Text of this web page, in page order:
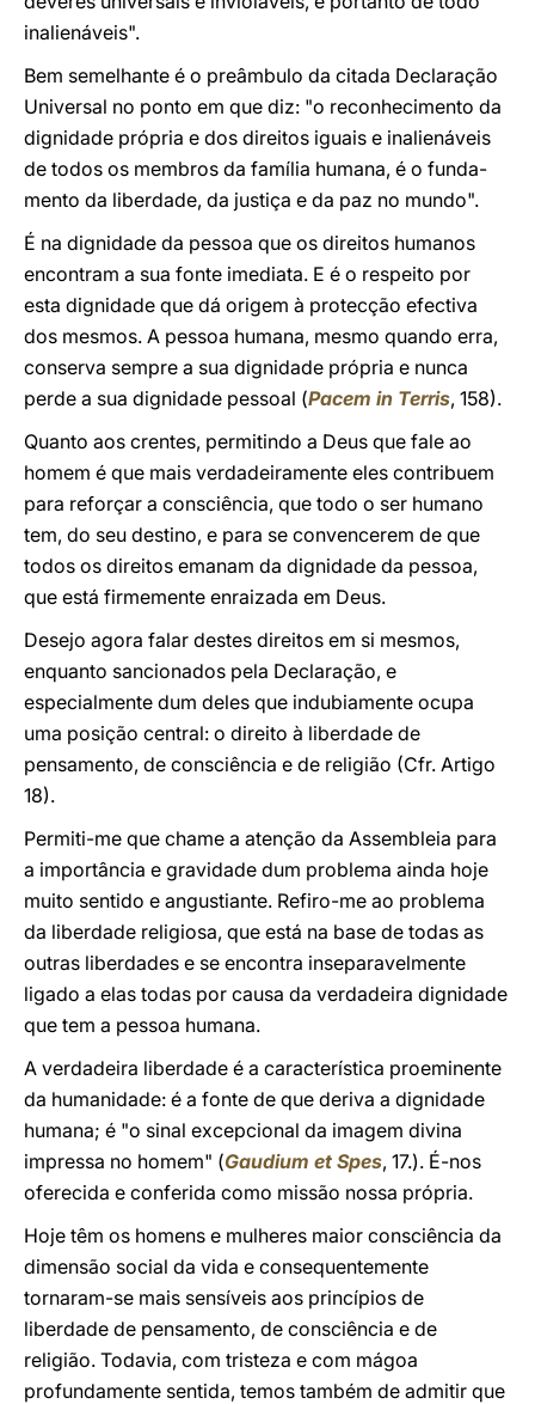
inalienáveis".
Bem semelhante é o preâmbulo da citada Declaração
Universal no ponto em que diz: "o reconhecimento da
dignidade própria e dos direitos iguais e inalienáveis
de todos os membros da família humana, é o funda-
mento da liberdade, da justiça e da paz no mundo".
É na dignidade da pessoa que os direitos humanos
encontram a sua fonte imediata. E é o respeito por
esta dignidade que dá origem à protecção efectiva
dos mesmos. A pessoa humana, mesmo quando erra,
conserva sempre a sua dignidade própria e nunca
perde a sua dignidade pessoal (Pacem in Terris, 158).
Quanto aos crentes, permitindo a Deus que fale ao
homem é que mais verdadeiramente eles contribuem
para reforçar a consciência, que todo o ser humano
tem, do seu destino, e para se convencerem de que
todos os direitos emanam da dignidade da pessoa,
que está firmemente enraizada em Deus.
Desejo agora falar destes direitos em si mesmos,
enquanto sancionados pela Declaração, e
especialmente dum deles que indubiamente ocupa
uma posição central: o direito à liberdade de
pensamento, de consciência e de religião (Cfr. Artigo
18).
Permiti-me que chame a atenção da Assembleia para
a importância e gravidade dum problema ainda hoje
muito sentido e angustiante. Refiro-me ao problema
da liberdade religiosa, que está na base de todas as
outras liberdades e se encontra inseparavelmente
ligado a elas todas por causa da verdadeira dignidade
que tem a pessoa humana.
A verdadeira liberdade é a característica proeminente
da humanidade: é a fonte de que deriva a dignidade
humana; é "o sinal excepcional da imagem divina
impressa no homem" (Gaudium et Spes, 17.). É-nos
oferecida e conferida como missão nossa própria.
Hoje têm os homens e mulheres maior consciência da
dimensão social da vida e consequentemente
tornaram-se mais sensíveis aos princípios de
liberdade de pensamento, de consciência e de
religião. Todavia, com tristeza e com mágoa
profundamente sentida, temos também de admitir que